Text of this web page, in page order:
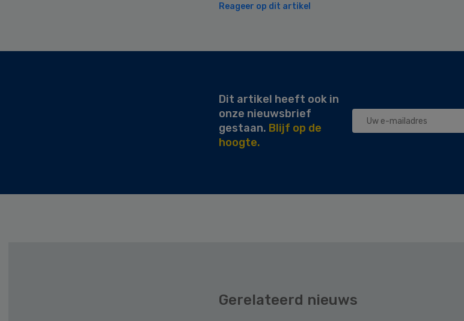
Reageer op dit artikel
Dit artikel heeft ook in
onze nieuwsbrief
gestaan. Blijf op de
hoogte.
Gerelateerd nieuws